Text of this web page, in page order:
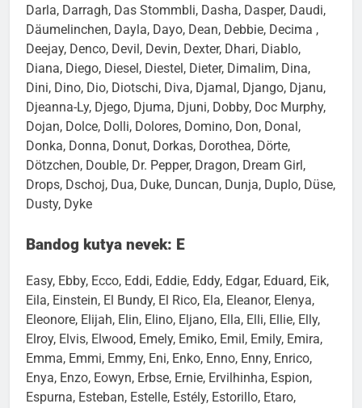
Darla, Darragh, Das Stommbli, Dasha, Dasper, Daudi,
Däumelinchen, Dayla, Dayo, Dean, Debbie, Decima ,
Deejay, Denco, Devil, Devin, Dexter, Dhari, Diablo,
Diana, Diego, Diesel, Diestel, Dieter, Dimalim, Dina,
Dini, Dino, Dio, Diotschi, Diva, Djamal, Django, Djanu,
Djeanna-Ly, Djego, Djuma, Djuni, Dobby, Doc Murphy,
Dojan, Dolce, Dolli, Dolores, Domino, Don, Donal,
Donka, Donna, Donut, Dorkas, Dorothea, Dörte,
Dötzchen, Double, Dr. Pepper, Dragon, Dream Girl,
Drops, Dschoj, Dua, Duke, Duncan, Dunja, Duplo, Düse,
Dusty, Dyke
Bandog kutya nevek: E
Easy, Ebby, Ecco, Eddi, Eddie, Eddy, Edgar, Eduard, Eik,
Eila, Einstein, El Bundy, El Rico, Ela, Eleanor, Elenya,
Eleonore, Elijah, Elin, Elino, Eljano, Ella, Elli, Ellie, Elly,
Elroy, Elvis, Elwood, Emely, Emiko, Emil, Emily, Emira,
Emma, Emmi, Emmy, Eni, Enko, Enno, Enny, Enrico,
Enya, Enzo, Eowyn, Erbse, Ernie, Ervilhinha, Espion,
Espurna, Esteban, Estelle, Estély, Estorillo, Etaro,